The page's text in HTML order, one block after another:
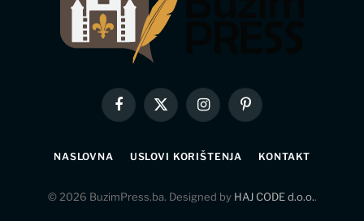
Facebook
X
(Twitter)
InstagramPinterest
NASLOVNA USLOVI KORIŠTENJA KONTAKT
© 2026 BuzimPress.ba. Designed by HAJ CODE d.o.o..